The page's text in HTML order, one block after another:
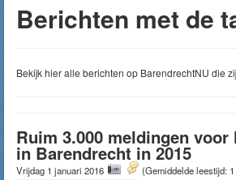
Berichten met de
Bekijk hier alle berichten op BarendrechtNU die
Ruim 3.000 meldingen
in Barendrecht in 2015
Vrijdag 1 januari 2016 (Gemiddelde leestijd: